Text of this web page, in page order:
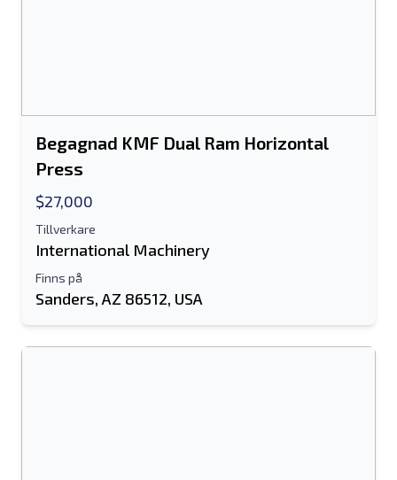
Begagnad KMF Dual Ram Horizontal
Press
$27,000
Tillverkare
International Machinery
Finns på
Sanders, AZ 86512, USA